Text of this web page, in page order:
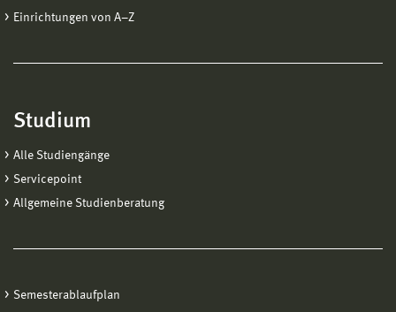
Einrichtungen von A−Z
Studium
Alle Studiengänge
Servicepoint
Allgemeine Studienberatung
Semesterablaufplan